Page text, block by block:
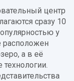
центр
сразу 10
у
расположен
а в её
технологии.